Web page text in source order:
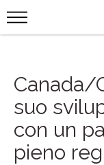
Canada/
suo
con un
pieno